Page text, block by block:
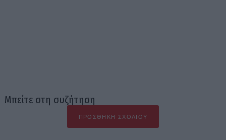
Μπείτε στη συζήτηση
ΠΡΟΣΘΉΚΗ ΣΧΟΛΊΟΥ